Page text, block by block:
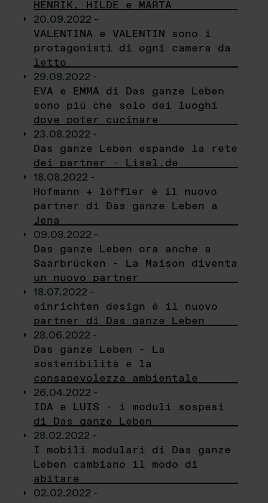
HENRIK, HILDE e MARTA
20.09.2022 -
VALENTINA e VALENTIN sono i
protagonisti di ogni camera da
letto
29.08.2022 -
EVA e EMMA di Das ganze Leben
sono più che solo dei luoghi
dove poter cucinare
23.08.2022 -
Das ganze Leben espande la rete
dei partner - Lisel.de
18.08.2022 -
Hofmann + löffler è il nuovo
partner di Das ganze Leben a
Jena
09.08.2022 -
Das ganze Leben ora anche a
Saarbrücken - La Maison diventa
un nuovo partner
18.07.2022 -
einrichten design è il nuovo
partner di Das ganze Leben
28.06.2022 -
Das ganze Leben - La
sostenibilità e la
consapevolezza ambientale
26.04.2022 -
IDA e LUIS - i moduli sospesi
di Das ganze Leben
28.02.2022 -
I mobili modulari di Das ganze
Leben cambiano il modo di
abitare
02.02.2022 -